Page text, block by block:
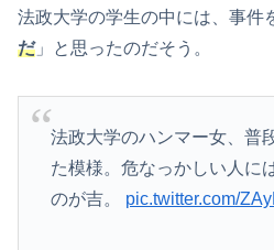
法政大学の学生の中には、事件
だ」と思ったのだそう。
法政大学のハンマー女、普
た模様。危なっかしい人に
のが吉。 pic.twitter.com/